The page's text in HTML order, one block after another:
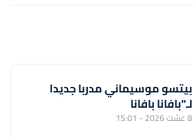
بيتسو موسيماني مدربا جديدا
لـ"بافانا بافانا
8 غشت 2026 - 15:01